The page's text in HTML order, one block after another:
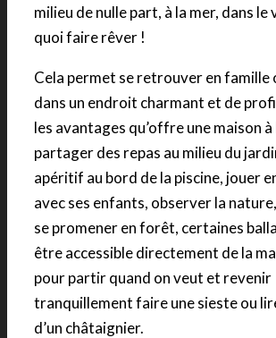
milieu de nulle part, à la mer, dans
quoi faire rêver !
Cela permet se retrouver en famille
dans un endroit charmant et de
les avantages qu’offre une maison à
partager des repas au milieu du
apéritif au bord de la piscine, jouer
avec ses enfants, observer la
se promener en forêt, certaines
être accessible directement de la
pour partir quand on veut et revenir
tranquillement faire une sieste ou
d’un châtaignier.